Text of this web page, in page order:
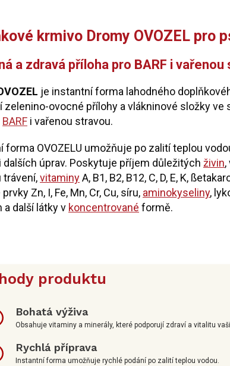
krmivo Dromy OVOZEL pro
a zdravá příloha pro BARF i vařenou
je instantní forma lahodného
zelenino-ovocné přílohy a vlákninové složky ve
BARF i vařenou stravou.
forma OVOZELU umožňuje po zalití teplou
úprav. Poskytuje příjem důležitých živin
trávení,vitaminyA, B1, B2, B12, C, D, E, K,
Zn, I, Fe, Mn, Cr, Cu, síru, aminokyseliny,
a další látky v koncentrované formě.
produktu
Bohatá výživa
Obsahuje vitaminy a minerály, které podporují zdraví a vitalitu
Rychlá příprava
Instantní forma umožňuje rychlé podání po zalití teplou vodou.